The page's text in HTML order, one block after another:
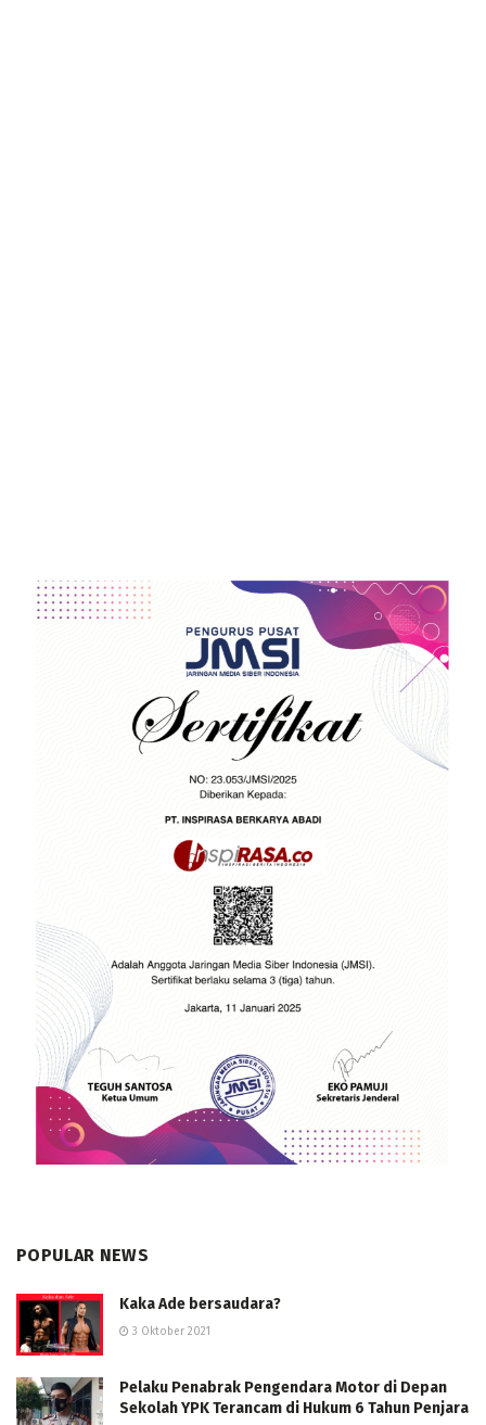
POPULAR NEWS
Kaka Ade bersaudara?
3 Oktober 2021
Pelaku Penabrak Pengendara Motor di Depan
Sekolah YPK Terancam di Hukum 6 Tahun Penjara